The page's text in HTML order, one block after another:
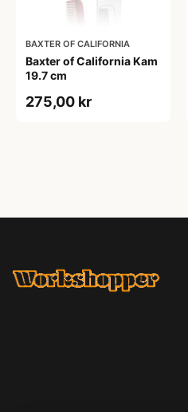
BAXTER OF CALIFORNIA
Baxter of California Kam
19.7 cm
275,00 kr